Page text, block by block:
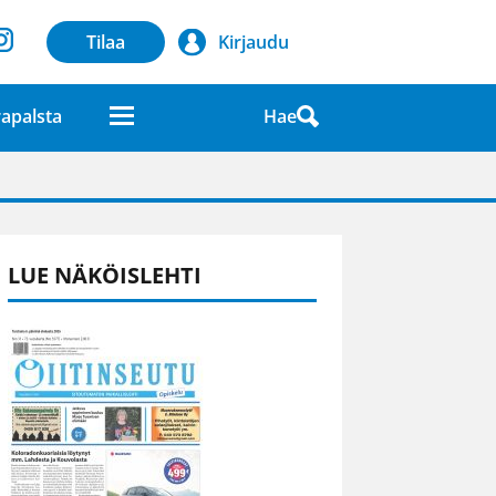
Tilaa Kirjaudu
Hae
lehdessä
LUE NÄKÖISLEHTI